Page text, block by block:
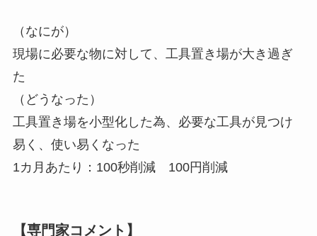
（なにが）
現場に必要な物に対して、工具置き場が大き過ぎ
た
（どうなった）
工具置き場を小型化した為、必要な工具が見つけ
易く、使い易くなった
1カ月あたり：100秒削減 100円削減
【専門家コメント】